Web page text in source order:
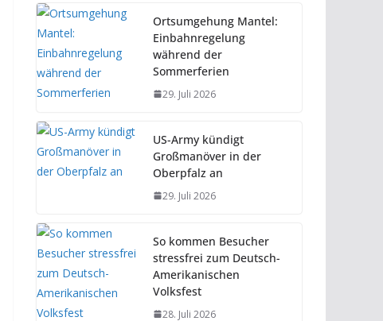
Ortsumgehung Mantel:
Einbahnregelung
während der
Sommerferien
29. Juli 2026
US-Army kündigt
Großmanöver in der
Oberpfalz an
29. Juli 2026
So kommen Besucher
stressfrei zum Deutsch-
Amerikanischen
Volksfest
28. Juli 2026